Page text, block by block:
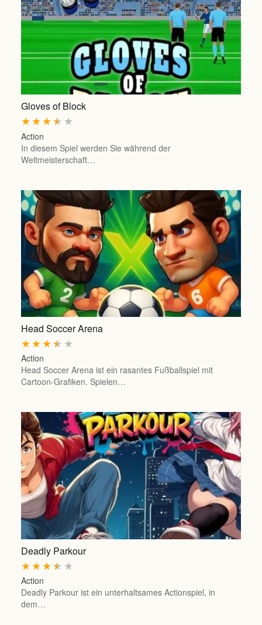
Gloves of Block
★
★
★
★
★
Action
In diesem Spiel werden Sie während der
Weltmeisterschaft…
Head Soccer Arena
★
★
★
★
★
Action
Head Soccer Arena ist ein rasantes Fußballspiel mit
Cartoon-Grafiken. Spielen…
Deadly Parkour
★
★
★
★
★
Action
Deadly Parkour ist ein unterhaltsames Actionspiel, in
dem…